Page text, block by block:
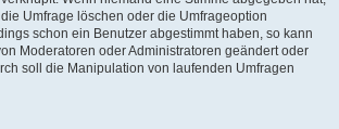
Umfrage löschen oder die Umfrageoption
schon ein Benutzer abgestimmt haben, so kann
Moderatoren oder Administratoren geändert oder
soll die Manipulation von laufenden Umfragen